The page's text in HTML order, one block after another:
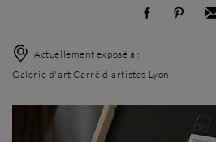
Actuellement exposé à :
Galerie d'art Carré d'artistes Lyon